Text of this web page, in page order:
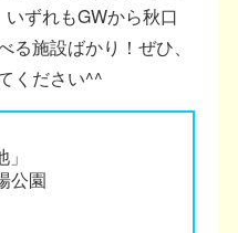
ずれもGWから秋口
る施設ばかり！ぜひ、
ください^^